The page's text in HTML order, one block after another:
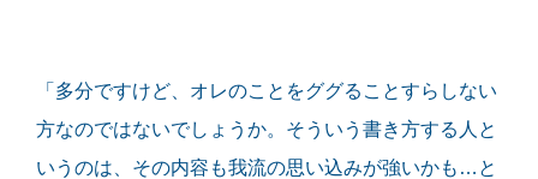
「多分ですけど、オレのことをググることすらしない
方なのではないでしょうか。そういう書き方する人と
いうのは、その内容も我流の思い込みが強いかも…と